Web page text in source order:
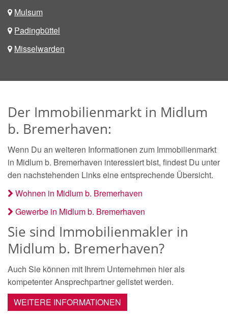
Mulsum
Padingbüttel
Misselwarden
Der Immobilienmarkt in Midlum
b. Bremerhaven:
Wenn Du an weiteren Informationen zum Immobilienmarkt
in Midlum b. Bremerhaven interessiert bist, findest Du unter
den nachstehenden Links eine entsprechende Übersicht.
Wohnen in Midlum b. Bremerhaven
Gewerbe in Midlum b. Bremerhaven
Sie sind Immobilienmakler in
Midlum b. Bremerhaven?
Auch Sie können mit Ihrem Unternehmen hier als
kompetenter Ansprechpartner gelistet werden.
WEITERE INFORMATIONEN